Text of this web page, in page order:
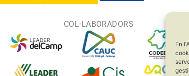
En
COL·LABORADORS